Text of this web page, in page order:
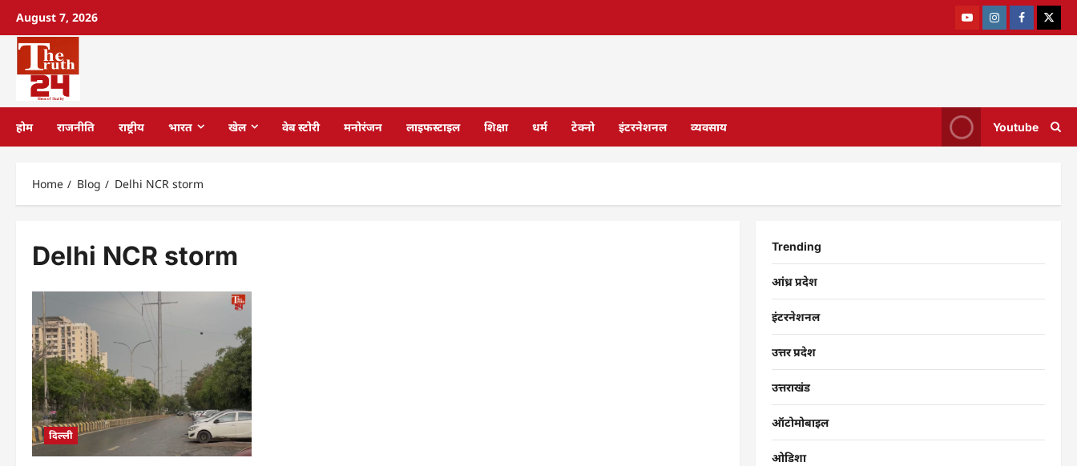
August 7, 2026
होम राजनीति राष्ट्रीय भारत खेल वेब स्टोरी मनोरंजन लाइफस्टाइल शिक्षा धर्म टेक्नो इंटरनेशनल व्यवसाय Youtube
Home Blog Delhi NCR storm
Delhi NCR storm
दिल्ली
Trending
आंध्र प्रदेश
इंटरनेशनल
उत्तर प्रदेश
उत्तराखंड
ऑटोमोबाइल
ओडिशा